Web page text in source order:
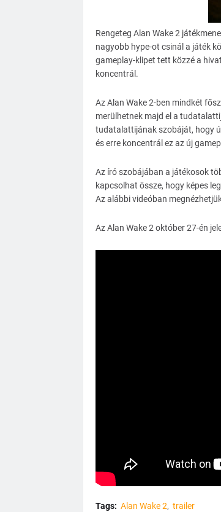
Rengeteg Alan Wake 2
nagyobb hype-ot csinál a játék
gameplay-klipet tett közzé a
koncentrál.
Az Alan Wake 2-ben mindkét
merülhetnek majd el a
tudatalattijának szobáját, hogy
és erre koncentrál ez az új
Az író szobájában a játékosok
kapcsolhat össze, hogy képes
Az alábbi videóban
Az Alan Wake 2 október 27-én
Tags: Alan Wake 2 trailer